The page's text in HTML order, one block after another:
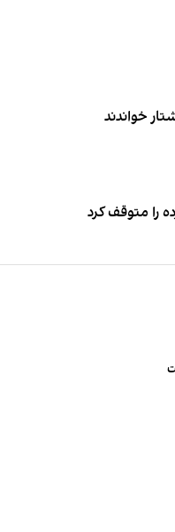
خواندند
را متوقف کرد